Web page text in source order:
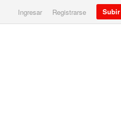
Ingresar Registrarse Subir